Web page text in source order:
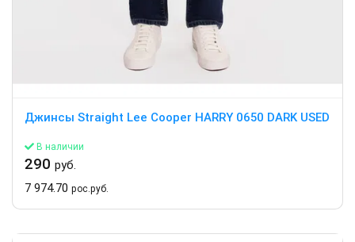
Джинсы Straight Lee Cooper HARRY 0650 DARK USED
В наличии
290 руб.
7 974.70 рос.руб.